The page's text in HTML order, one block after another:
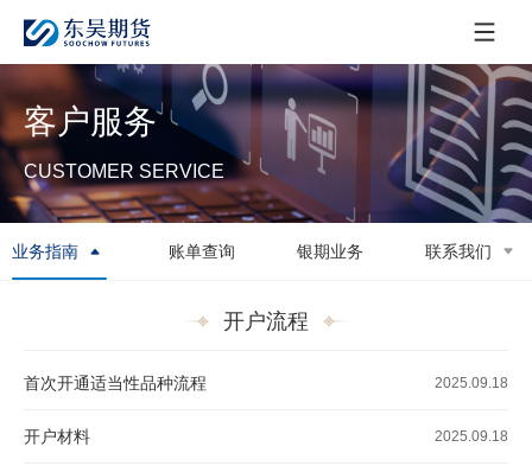
客户服务
CUSTOMER SERVICE
业务指南 账单查询 银期业务 联系我们
开户流程
首次开通适当性品种流程 2025.09.18
开户材料 2025.09.18